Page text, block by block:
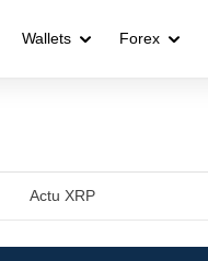
Wallets Forex
Actu XRP